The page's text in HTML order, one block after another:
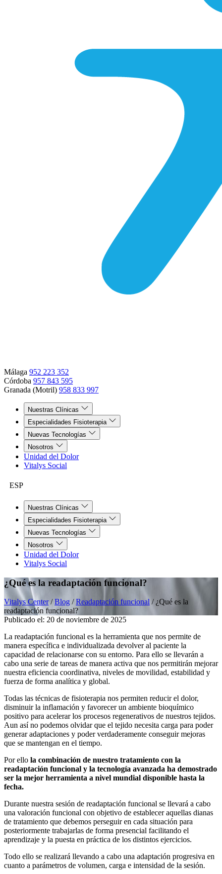
Málaga 952 223 352
Córdoba 957 843 595
Granada (Motril) 958 833 997
Nuestras Clínicas
Especialidades Fisioterapia
Nuevas Tecnologías
Nosotros
Unidad del Dolor
Vitalys Social
ESP
Nuestras Clínicas
Especialidades Fisioterapia
Nuevas Tecnologías
Nosotros
Unidad del Dolor
Vitalys Social
¿Qué es la readaptación funcional?
Vitalys Center / Blog / Readaptación funcional /¿Qué es la
readaptación funcional?
Publicado el: 20 de noviembre de 2025
La readaptación funcional es la herramienta que nos permite de
manera específica e individualizada devolver al paciente la
capacidad de relacionarse con su entorno. Para ello se llevarán a
cabo una serie de tareas de manera activa que nos permitirán mejorar
nuestra eficiencia coordinativa, niveles de movilidad, estabilidad y
fuerza de forma analítica y global.
Todas las técnicas de fisioterapia nos permiten reducir el dolor,
disminuir la inflamación y favorecer un ambiente bioquímico
positivo para acelerar los procesos regenerativos de nuestros tejidos.
Aun así no podemos olvidar que el tejido necesita carga para poder
generar adaptaciones y poder verdaderamente conseguir mejoras
que se mantengan en el tiempo.
Por ello la combinación de nuestro tratamiento con la
readaptación funcional y la tecnología avanzada ha demostrado
ser la mejor herramienta a nivel mundial disponible hasta la
fecha.
Durante nuestra sesión de readaptación funcional se llevará a cabo
una valoración funcional con objetivo de establecer aquellas dianas
de tratamiento que debemos perseguir en cada situación para
posteriormente trabajarlas de forma presencial facilitando el
aprendizaje y la puesta en práctica de los distintos ejercicios.
Todo ello se realizará llevando a cabo una adaptación progresiva en
cuanto a parámetros de volumen, carga e intensidad de la sesión.